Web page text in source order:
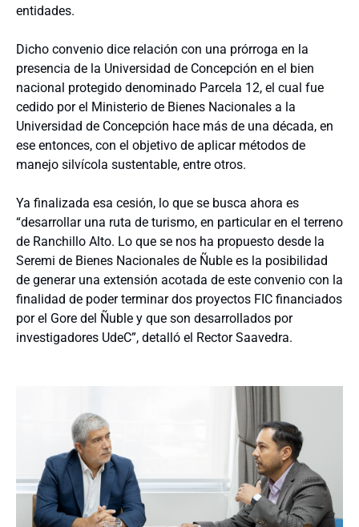
entidades.
Dicho convenio dice relación con una prórroga en la
presencia de la Universidad de Concepción en el bien
nacional protegido denominado Parcela 12, el cual fue
cedido por el Ministerio de Bienes Nacionales a la
Universidad de Concepción hace más de una década, en
ese entonces, con el objetivo de aplicar métodos de
manejo silvícola sustentable, entre otros.
Ya finalizada esa cesión, lo que se busca ahora es
“desarrollar una ruta de turismo, en particular en el terreno
de Ranchillo Alto. Lo que se nos ha propuesto desde la
Seremi de Bienes Nacionales de Ñuble es la posibilidad
de generar una extensión acotada de este convenio con la
finalidad de poder terminar dos proyectos FIC financiados
por el Gore del Ñuble y que son desarrollados por
investigadores UdeC”, detalló el Rector Saavedra.